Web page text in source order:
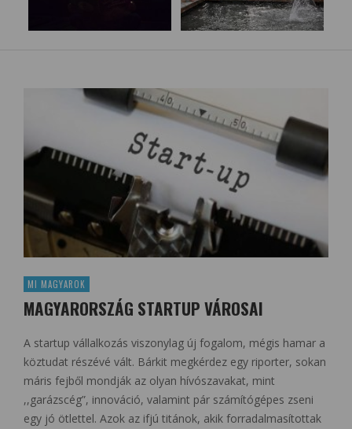
MI MAGYAROK
MAGYARORSZÁG STARTUP VÁROSAI
A startup vállalkozás viszonylag új fogalom, mégis hamar a
köztudat részévé vált. Bárkit megkérdez egy riporter, sokan
máris fejből mondják az olyan hívószavakat, mint
,,garázscég”, innováció, valamint pár számítógépes zseni
egy jó ötlettel. Azok az ifjú titánok, akik forradalmasítottak